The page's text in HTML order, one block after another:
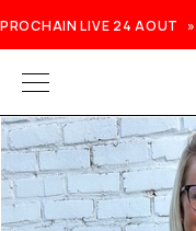
PROCHAIN LIVE 24 AOUT